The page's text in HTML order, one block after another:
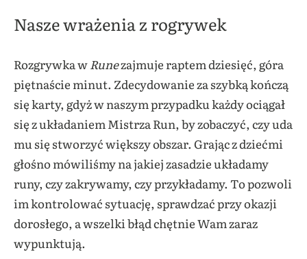
Nasze wrażenia z rogrywek
Rozgrywka w Runezajmuje raptem dziesięć, góra
piętnaście minut. Zdecydowanie za szybką kończą
się karty, gdyż w naszym przypadku każdy ociągał
się z układaniem Mistrza Run, by zobaczyć, czy uda
mu się stworzyć większy obszar. Grając z dziećmi
głośno mówiliśmy na jakiej zasadzie układamy
runy, czy zakrywamy, czy przykładamy. To pozwoli
im kontrolować sytuację, sprawdzać przy okazji
dorosłego, a wszelki błąd chętnie Wam zaraz
wypunktują.